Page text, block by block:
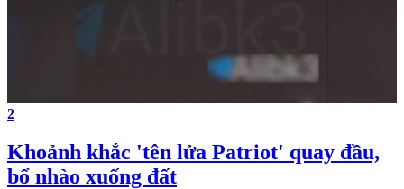
2
Khoảnh khắc 'tên lửa Patriot' quay đầu,
bổ nhào xuống đất